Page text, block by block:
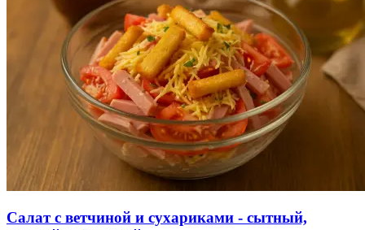
Салат с ветчиной и сухариками - сытный,